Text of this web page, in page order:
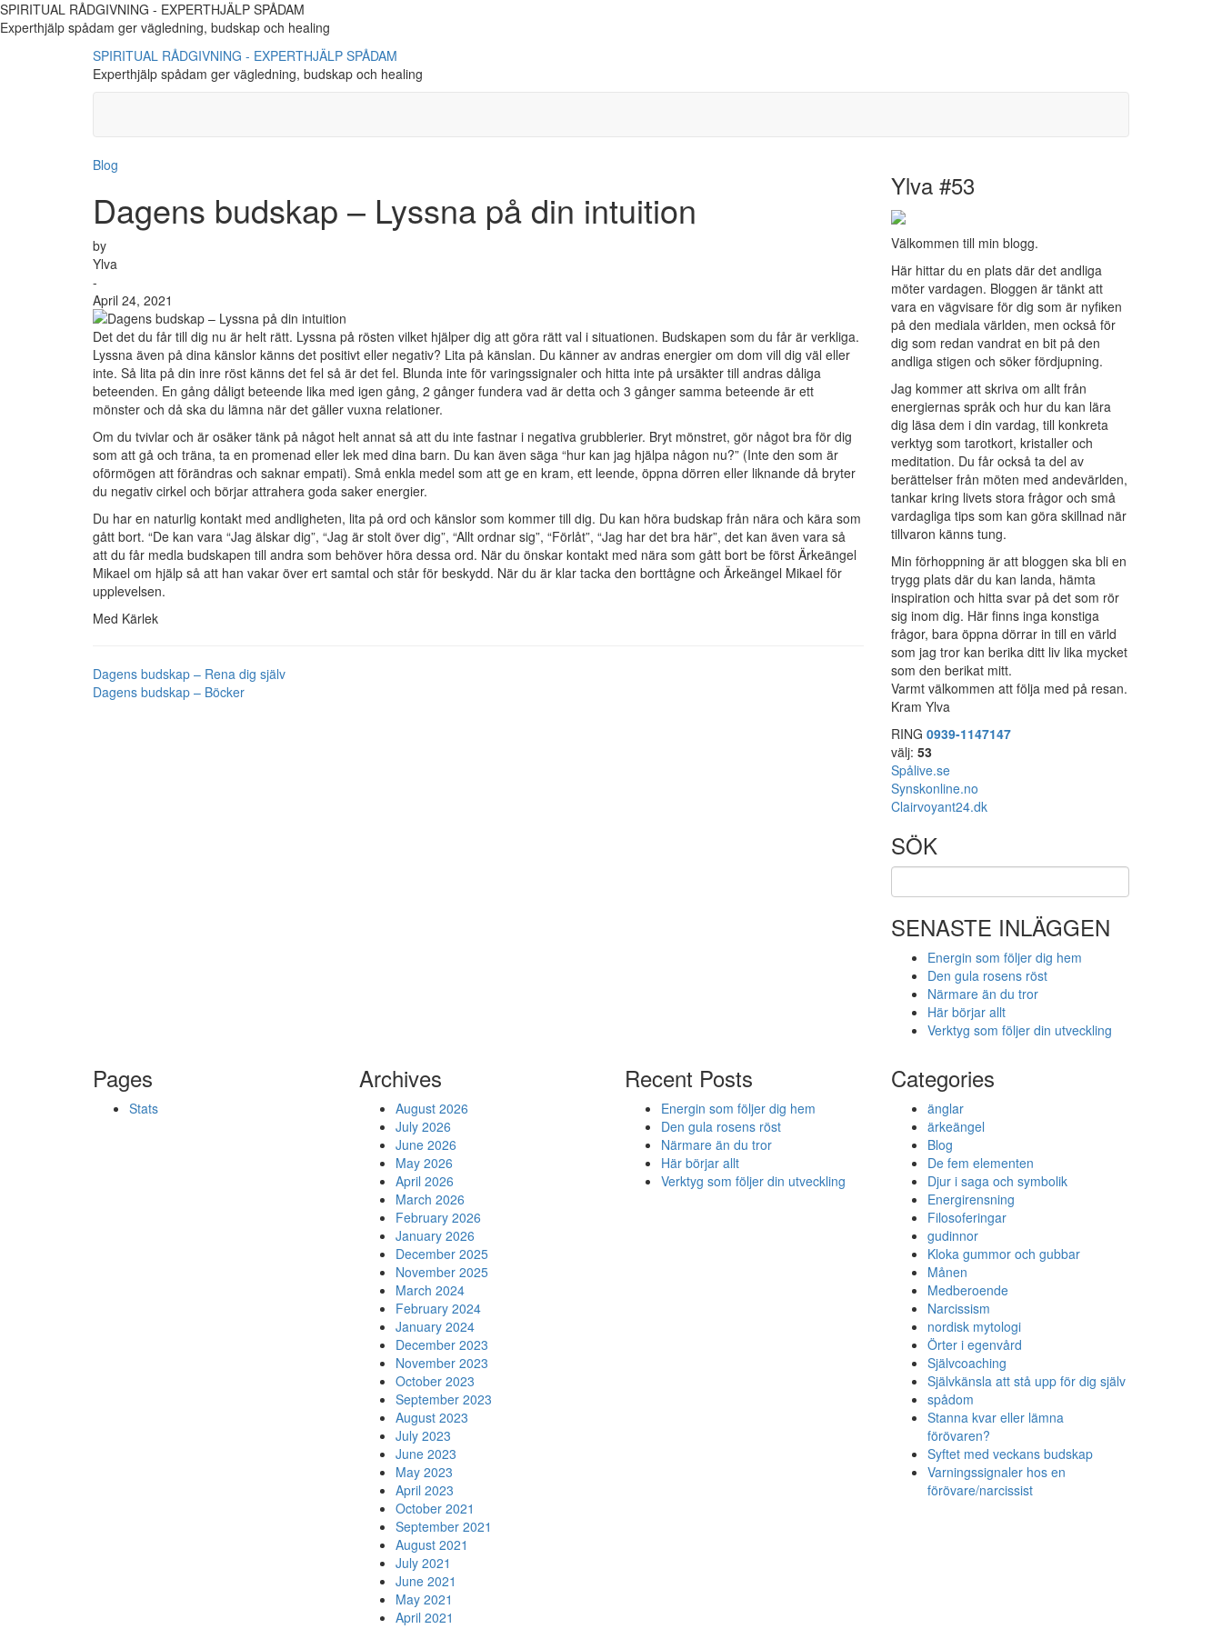
SPIRITUAL RÅDGIVNING - EXPERTHJÄLP SPÅDAM
Experthjälp spådam ger vägledning, budskap och healing
SPIRITUAL RÅDGIVNING - EXPERTHJÄLP SPÅDAM
Experthjälp spådam ger vägledning, budskap och healing
Blog
Dagens budskap – Lyssna på din intuition
by
Ylva
-
April 24, 2021
Det det du får till dig nu är helt rätt. Lyssna på rösten vilket hjälper dig att göra rätt val i situationen. Budskapen som du får är verkliga.
Lyssna även på dina känslor känns det positivt eller negativ? Lita på känslan. Du känner av andras energier om dom vill dig väl eller
inte. Så lita på din inre röst känns det fel så är det fel. Blunda inte för varingssignaler och hitta inte på ursäkter till andras dåliga
beteenden. En gång dåligt beteende lika med igen gång, 2 gånger fundera vad är detta och 3 gånger samma beteende är ett
mönster och då ska du lämna när det gäller vuxna relationer.
Om du tvivlar och är osäker tänk på något helt annat så att du inte fastnar i negativa grubblerier. Bryt mönstret, gör något bra för dig
som att gå och träna, ta en promenad eller lek med dina barn. Du kan även säga “hur kan jag hjälpa någon nu?” (Inte den som är
oförmögen att förändras och saknar empati). Små enkla medel som att ge en kram, ett leende, öppna dörren eller liknande då bryter
du negativ cirkel och börjar attrahera goda saker energier.
Du har en naturlig kontakt med andligheten, lita på ord och känslor som kommer till dig. Du kan höra budskap från nära och kära som
gått bort. “De kan vara “Jag älskar dig”, “Jag är stolt över dig”, “Allt ordnar sig”, “Förlåt”, “Jag har det bra här”, det kan även vara så
att du får medla budskapen till andra som behöver höra dessa ord. När du önskar kontakt med nära som gått bort be först Ärkeängel
Mikael om hjälp så att han vakar över ert samtal och står för beskydd. När du är klar tacka den borttågne och Ärkeängel Mikael för
upplevelsen.
Med Kärlek
Dagens budskap – Rena dig själv
Dagens budskap – Böcker
Ylva #53
Välkommen till min blogg.
Här hittar du en plats där det andliga
möter vardagen. Bloggen är tänkt att
vara en vägvisare för dig som är nyfiken
på den mediala världen, men också för
dig som redan vandrat en bit på den
andliga stigen och söker fördjupning.
Jag kommer att skriva om allt från
energiernas språk och hur du kan lära
dig läsa dem i din vardag, till konkreta
verktyg som tarotkort, kristaller och
meditation. Du får också ta del av
berättelser från möten med andevärlden,
tankar kring livets stora frågor och små
vardagliga tips som kan göra skillnad när
tillvaron känns tung.
Min förhoppning är att bloggen ska bli en
trygg plats där du kan landa, hämta
inspiration och hitta svar på det som rör
sig inom dig. Här finns inga konstiga
frågor, bara öppna dörrar in till en värld
som jag tror kan berika ditt liv lika mycket
som den berikat mitt.
Varmt välkommen att följa med på resan.
Kram Ylva
RING 0939-1147147
välj: 53
Spålive.se
Synskonline.no
Clairvoyant24.dk
SÖK
SENASTE INLÄGGEN
Energin som följer dig hem
Den gula rosens röst
Närmare än du tror
Här börjar allt
Verktyg som följer din utveckling
Pages
Stats
Archives
August 2026
July 2026
June 2026
May 2026
April 2026
March 2026
February 2026
January 2026
December 2025
November 2025
March 2024
February 2024
January 2024
December 2023
November 2023
October 2023
September 2023
August 2023
July 2023
June 2023
May 2023
April 2023
October 2021
September 2021
August 2021
July 2021
June 2021
May 2021
April 2021
Recent Posts
Energin som följer dig hem
Den gula rosens röst
Närmare än du tror
Här börjar allt
Verktyg som följer din utveckling
Categories
änglar
ärkeängel
Blog
De fem elementen
Djur i saga och symbolik
Energirensning
Filosoferingar
gudinnor
Kloka gummor och gubbar
Månen
Medberoende
Narcissism
nordisk mytologi
Örter i egenvård
Självcoaching
Självkänsla att stå upp för dig själv
spådom
Stanna kvar eller lämna
förövaren?
Syftet med veckans budskap
Varningssignaler hos en
förövare/narcissist